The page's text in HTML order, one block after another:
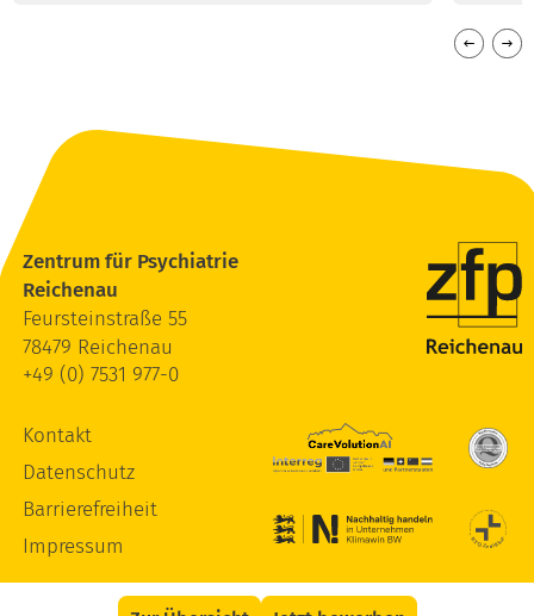
Zentrum für Psychiatrie
Reichenau
Feursteinstraße 55
78479 Reichenau
+49 (0) 7531 977-0
Kontakt
Datenschutz
Barrierefreiheit
Impressum